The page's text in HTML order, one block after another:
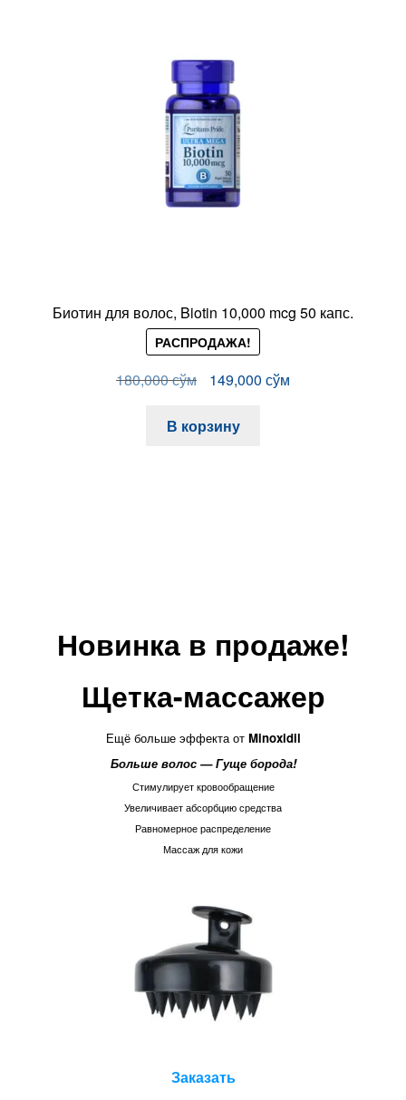
Биотин для волос, Biotin 10,000 mcg 50 капс.
РАСПРОДАЖА!
180,000сўм
Первоначальная
составляла
149,000 сўмТекущая
В корзину
Новинка в продаже!
Щетка-массажер
Ещё больше эффекта от Minoxidil
Больше волос — Гуще борода!
Стимулирует кровообращение
Увеличивает абсорбцию средства
Равномерное распределение
Массаж для кожи
Заказать